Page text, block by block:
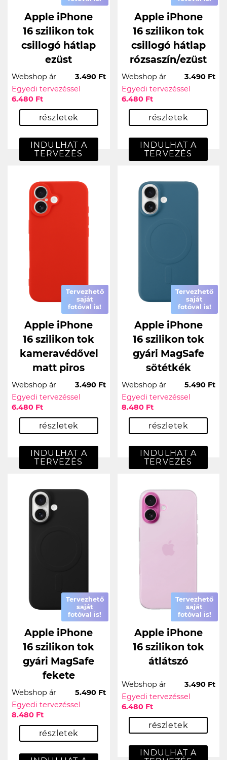
Apple iPhone
16 szilikon tok
csillogó hátlap
ezüst
Webshop ár
3.490 Ft
Egyedi tervezéssel
6.480 Ft
részletek
INDULHAT A
TERVEZÉS
Apple iPhone
16 szilikon tok
csillogó hátlap
rózsaszín/ezüst
Webshop ár
3.490 Ft
Egyedi tervezéssel
6.480 Ft
részletek
INDULHAT A
TERVEZÉS
Tervezhető
saját
fotóval is!
Apple iPhone
16 szilikon tok
kameravédővel
matt piros
Webshop ár
3.490 Ft
Egyedi tervezéssel
6.480 Ft
részletek
INDULHAT A
TERVEZÉS
Tervezhető
saját
fotóval is!
Apple iPhone
16 szilikon tok
gyári MagSafe
sötétkék
Webshop ár
5.490 Ft
Egyedi tervezéssel
8.480 Ft
részletek
INDULHAT A
TERVEZÉS
Tervezhető
saját
fotóval is!
Apple iPhone
16 szilikon tok
gyári MagSafe
fekete
Webshop ár
5.490 Ft
Egyedi tervezéssel
8.480 Ft
részletek
Tervezhető
saját
fotóval is!
Apple iPhone
16 szilikon tok
átlátszó
Webshop ár
3.490 Ft
Egyedi tervezéssel
6.480 Ft
részletek
INDULHAT A